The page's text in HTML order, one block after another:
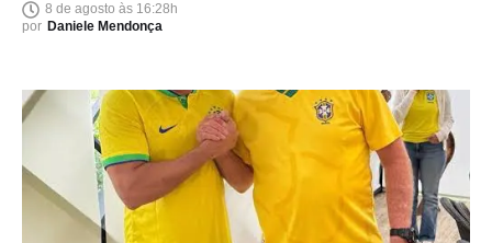
8 de agosto às 16:28h
por Daniele Mendonça